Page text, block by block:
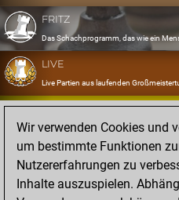
FRITZ
Das Schachprogramm, das wie ein
LIVE
Live Partien aus laufenden
OPENINGS
Erfassen und Üben Sie Ihr
DATABASE
Acht Millionen starke Partien
Wir verwenden Cookies und
um bestimmte Funktionen
Nutzererfahrungen zu
Inhalte auszuspielen.